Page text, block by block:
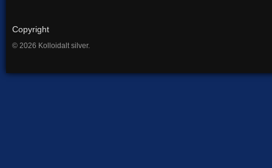
Copyright
© 2026 Kolloidalt silver.